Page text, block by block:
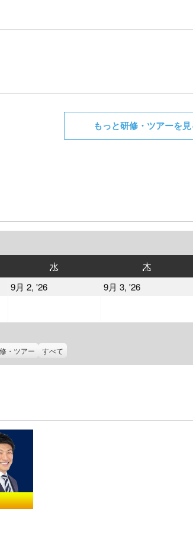
もっと研修・ツアーを
水
曜
木
曜
9月 2, '262026
9
2
日
9月 3, '262026
9
日
・ツアー すべて